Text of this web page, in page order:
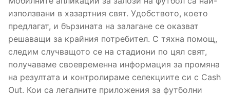
използвани в хазартния свят. Удобството, което
предлагат, и бързината на залагане се оказват
решаващи за крайния потребител. С тяхна помощ,
следим случващото се на стадиони по цял свят,
получаваме своевременна информация за промяна
на резултата и контролираме селекциите си с Cash
Out. Кои са легалните приложения за футболни